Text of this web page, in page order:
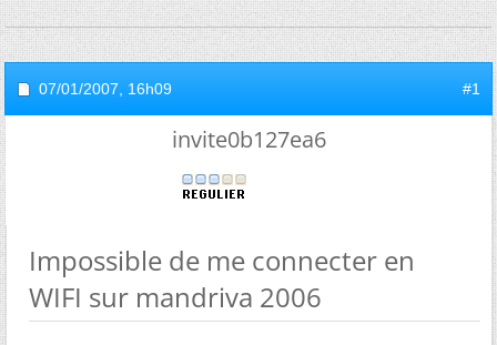
07/01/2007, 16h09 #1
invite0b127ea6
Impossible de me connecter en
WIFI sur mandriva 2006